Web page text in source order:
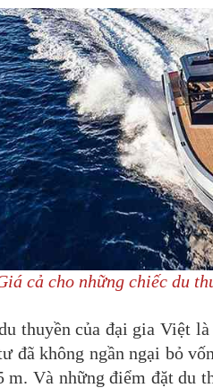
cả cho những chiếc du
thuyền của đại gia Việt
đã không ngần ngại bỏ
Và những điểm đặt du